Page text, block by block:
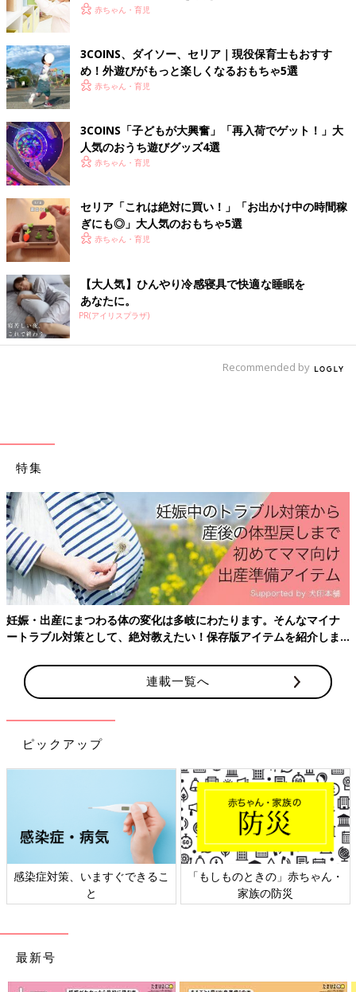
マ・パパの目がまったく行き届かないのはNG。少しすき間をつ
くったり、レースのカーテンで仕切ったりして、安全に遊べてい
るか確認できる工夫をしましょう。（取材・文／麻生珠恵、ひよ
こクラブ編集部）
監修／伊瀬玲奈先生
和洋女子大学 人文学部こども発達学科 准教授。元保育士・元
幼稚園教諭。大学で未来の保育士や幼稚園教諭を指導。また、 保
育園などで多くの子どもや保育者と接しながら、遊びの中で子ど
もは何を学び、とらえているのかを研究されています。著書に
『「あたりまえ」を見直したら保育はもっとよくなる！』（学研
教育みらい）。
赤ちゃん・育児
3COINS、ダイソー、セリア｜現役保育士もおすす
め！外遊びがもっと楽しくなるおもちゃ5選
赤ちゃん・育児
3COINS「子どもが大興奮」「再入荷でゲット！」大
人気のおうち遊びグッズ4選
赤ちゃん・育児
セリア「これは絶対に買い！」「お出かけ中の時間稼
ぎにも◎」大人気のおもちゃ5選
赤ちゃん・育児
【大人気】ひんやり冷感寝具で快適な睡眠を
あなたに。
PR(アイリスプラザ)
Recommended by
特集
妊娠・出産にまつわる体の変化は多岐にわたります。そんなマイナ
ートラブル対策として、絶対教えたい！保存版アイテムを紹介しま
連載一覧へ
ピックアップ
感染症対策、いますぐできるこ
と
「もしものときの」赤ちゃん・
家族の防災
最新号